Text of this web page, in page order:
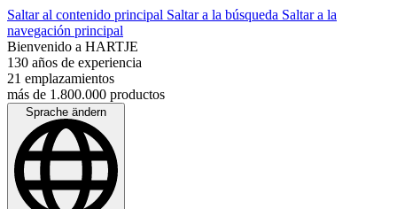
Saltar al contenido principal Saltar a la búsqueda Saltar a la
navegación principal
Bienvenido a HARTJE
130 años de experiencia
21 emplazamientos
más de 1.800.000 productos
Sprache ändern